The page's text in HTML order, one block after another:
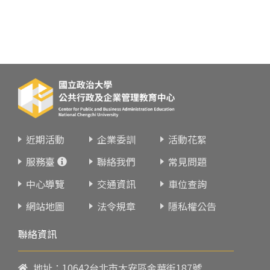
近期活動 企業委訓
活動花絮
服務臺
聯絡我們
常見問題
中心導覽
交通資訊
車位查詢
網站地圖
法令規章
隱私權公告
聯絡資訊